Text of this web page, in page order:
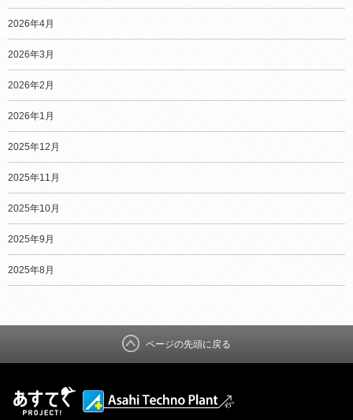
2026年4月
2026年3月
2026年2月
2026年1月
2025年12月
2025年11月
2025年10月
2025年9月
2025年8月
ページの先頭に戻る